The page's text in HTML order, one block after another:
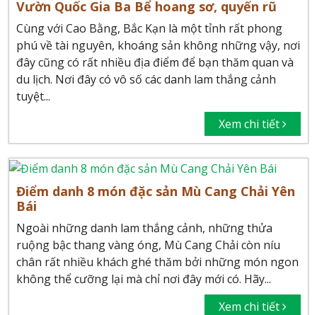
Vườn Quốc Gia Ba Bể hoang sơ, quyến rũ
Cùng với Cao Bằng, Bắc Kạn là một tỉnh rất phong
phú về tài nguyên, khoáng sản không những vậy, nơi
đây cũng có rất nhiều địa điểm để bạn thăm quan và
du lịch. Nơi đây có vô số các danh lam thắng cảnh
tuyệt...
Xem chi tiết
Điểm danh 8 món đặc sản Mù Cang Chải Yên
Bái
Ngoài những danh lam thắng cảnh, những thửa
ruộng bậc thang vàng óng, Mù Cang Chải còn níu
chân rất nhiều khách ghé thăm bởi những món ngon
không thể cưỡng lại mà chỉ nơi đây mới có. Hãy...
Xem chi tiết